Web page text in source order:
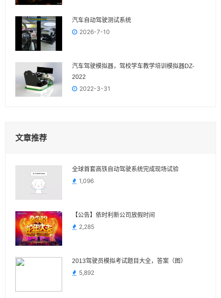
汽车自动驾驶测试系统
2026-7-10
汽车驾驶模拟器，驾校学车教学培训模拟器DZ-
2022
2022-3-31
文章推荐
全球首套高铁自动驾驶系统完成现场试验
1,096
【公告】依时利新公司放假时间
2,285
2013驾驶员模拟考试题目大全，答案（图）
5,892